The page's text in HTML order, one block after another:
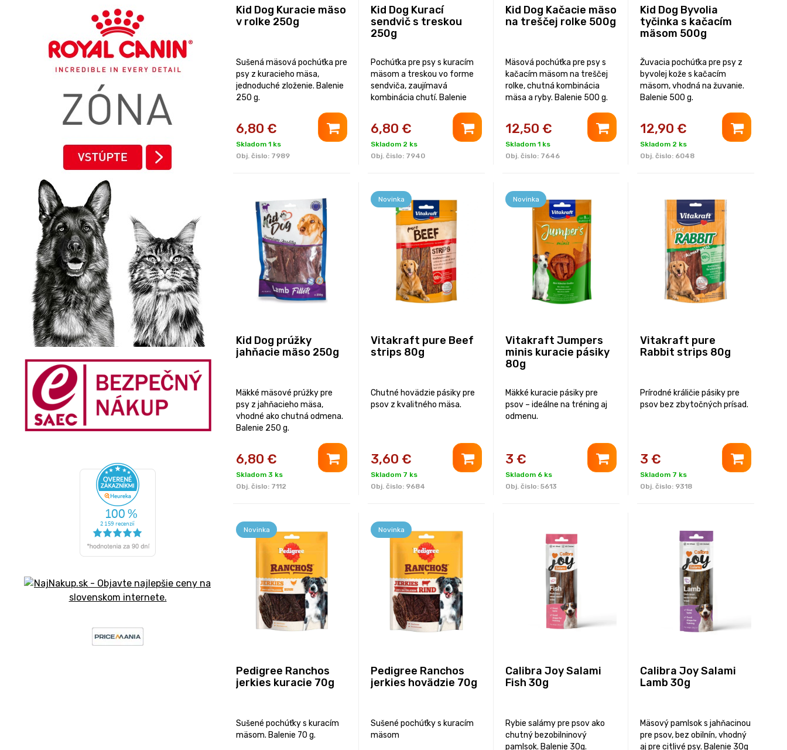
Kid Dog Kuracie mäso
v rolke 250g
Sušená mäsová pochúťka pre
psy z kuracieho mäsa,
jednoduché zloženie. Balenie
250 g.
6,80 €
Skladom 1 ks
Obj. čislo: 7989
Kid Dog Kurací
sendvič s treskou
250g
Pochúťka pre psy s kuracím
mäsom a treskou vo forme
sendviča, zaujímavá
kombinácia chutí. Balenie
6,80 €
Skladom 2 ks
Obj. čislo: 7940
Kid Dog Kačacie mäso
na treščej rolke 500g
Mäsová pochúťka pre psy s
kačacím mäsom na treščej
rolke, chutná kombinácia
mäsa a ryby. Balenie 500 g.
12,50 €
Skladom 1 ks
Obj. čislo: 7646
Kid Dog Byvolia
tyčinka s kačacím
mäsom 500g
Žuvacia pochúťka pre psy z
byvolej kože s kačacím
mäsom, vhodná na žuvanie.
Balenie 500 g.
12,90 €
Skladom 2 ks
Obj. čislo: 6048
Kid Dog prúžky
jahňacie mäso 250g
Mäkké mäsové prúžky pre
psy z jahňacieho mäsa,
vhodné ako chutná odmena.
Balenie 250 g.
6,80 €
Skladom 3 ks
Obj. čislo: 7112
Novinka
Vitakraft pure Beef
strips 80g
Chutné hovädzie pásiky pre
psov z kvalitného mäsa.
3,60 €
Skladom 7 ks
Obj. čislo: 9684
Novinka
Vitakraft Jumpers
minis kuracie pásiky
80g
Mäkké kuracie pásiky pre
psov – ideálne na tréning aj
odmenu.
3 €
Skladom 6 ks
Obj. čislo: 5613
Vitakraft pure
Rabbit strips 80g
Prírodné králičie pásiky pre
psov bez zbytočných prísad.
3 €
Skladom 7 ks
Obj. čislo: 9318
Novinka
Pedigree Ranchos
jerkies kuracie 70g
Sušené pochúťky s kuracím
mäsom. Balenie 70 g.
Novinka
Pedigree Ranchos
jerkies hovädzie 70g
Sušené pochúťky s kuracím
mäsom
Calibra Joy Salami
Fish 30g
Rybie salámy pre psov ako
chutný bezobilninový
pamlsok. Balenie 30g.
Calibra Joy Salami
Lamb 30g
Mäsový pamlsok s jahňacinou
pre psov, bez obilnín, vhodný
aj pre citlivé psy. Balenie 30g